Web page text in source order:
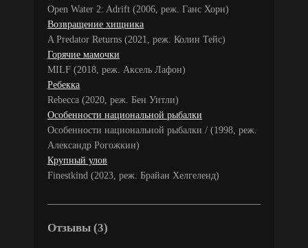
Open Water 2: Adrift (2006, реж. Ганс Хорн)
Возвращение хищника
A Predator Returns (2021, реж. Колин Тейс)
Горячие мамочки
MILF (2018, реж. Аксель Лафон)
Ребекка
Rebecca (2020, реж. Бен Уитли)
Особенности национальной рыбалки
Особенности национальной рыбалки / (1998, реж.
Александр Рогожкин)
Крупный улов
Finestkind (2023, реж. Брайан Хелгеленд)
Отзывы (3)